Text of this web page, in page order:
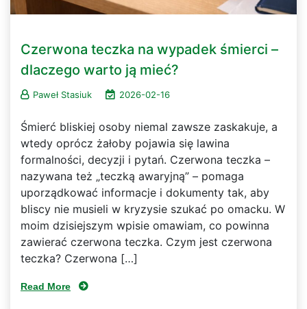
Czerwona teczka na wypadek śmierci –
dlaczego warto ją mieć?
Paweł Stasiuk 2026-02-16
Śmierć bliskiej osoby niemal zawsze zaskakuje, a
wtedy oprócz żałoby pojawia się lawina
formalności, decyzji i pytań. Czerwona teczka –
nazywana też „teczką awaryjną” – pomaga
uporządkować informacje i dokumenty tak, aby
bliscy nie musieli w kryzysie szukać po omacku. W
moim dzisiejszym wpisie omawiam, co powinna
zawierać czerwona teczka. Czym jest czerwona
teczka? Czerwona […]
Read More